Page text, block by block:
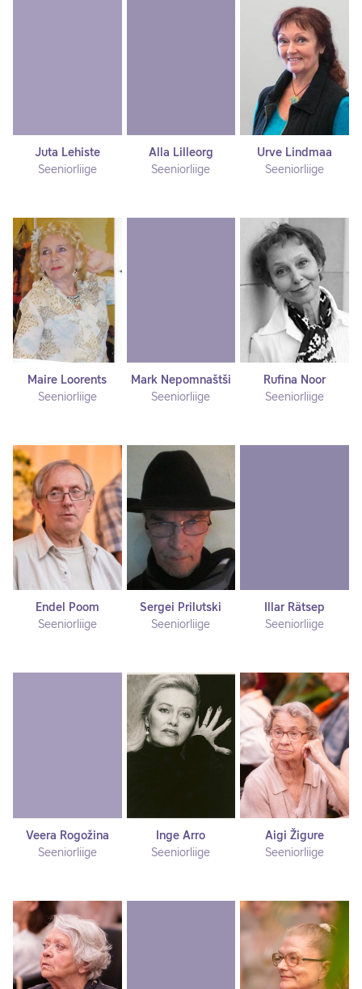
Juta Lehiste
Seeniorliige
Alla Lilleorg
Seeniorliige
Urve Lindmaa
Seeniorliige
Maire Loorents
Seeniorliige
Mark Nepomnaštši
Seeniorliige
Rufina Noor
Seeniorliige
Endel Poom
Seeniorliige
Sergei Prilutski
Seeniorliige
Illar Rätsep
Seeniorliige
Veera Rogožina
Seeniorliige
Inge Arro
Seeniorliige
Aigi Žigure
Seeniorliige